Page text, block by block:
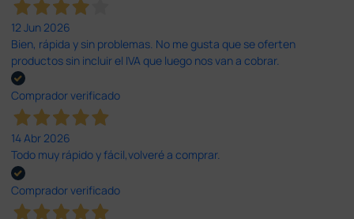
12 Jun 2026
Bien, rápida y sin problemas. No me gusta que se oferten
productos sin incluir el IVA que luego nos van a cobrar.
Comprador verificado
14 Abr 2026
Todo muy rápido y fácil,volveré a comprar.
Comprador verificado